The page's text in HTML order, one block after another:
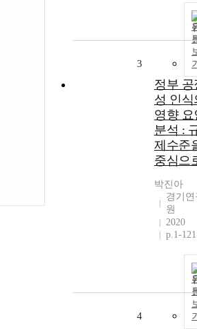
3
정부 공
성 인식
영향 요
분석 :
제수준
중심으
박진아
경기연
원
2020
p.1-121
4